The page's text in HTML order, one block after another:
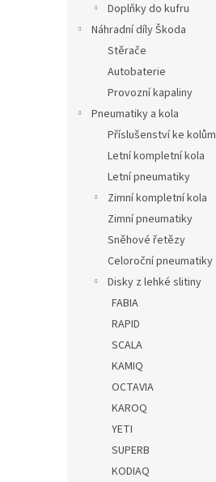
Doplňky do kufru
Náhradní díly Škoda
Stěrače
Autobaterie
Provozní kapaliny
Pneumatiky a kola
Příslušenství ke kolům
Letní kompletní kola
Letní pneumatiky
Zimní kompletní kola
Zimní pneumatiky
Sněhové řetězy
Celoroční pneumatiky
Disky z lehké slitiny
FABIA
RAPID
SCALA
KAMIQ
OCTAVIA
KAROQ
YETI
SUPERB
KODIAQ